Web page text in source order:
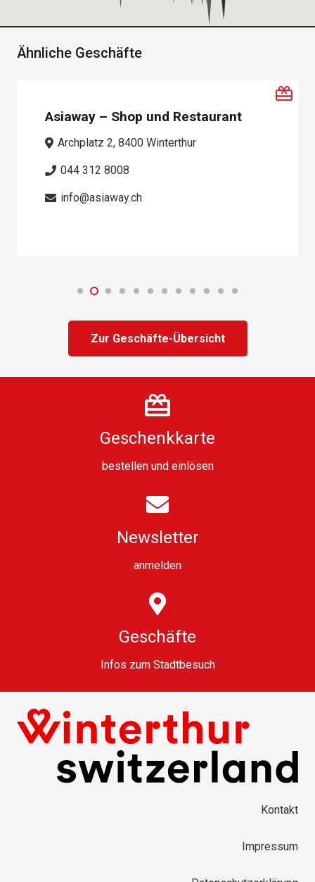
Ähnliche Geschäfte
Asiaway – Shop und Restaurant
Archplatz 2, 8400 Winterthur
044 312 8008
info@asiaway.ch
Zur Geschäfte-Übersicht
Geschenkkarte
bestellenund einlösen
Newsletter
anmelden
Geschäfte
Infos zum Stadtbesuch
Kontakt
Impressum